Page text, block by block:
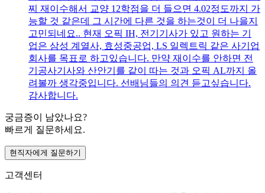
찌 재이수해서 교양 12학점을 더 들으면 4.02정도까지 가
능할 것 같은데 그 시간에 다른 것을 하는것이 더 나을지
고민되네요.. 현재 오픽 IH, 전기기사가 있고 원하는 기
업은 삼성 계열사, 효성중공업, LS 일렉트릭 같은 사기업
회사를 목표로 하고있습니다. 만약 재이수를 안하면 전
기공사기사와 산안기를 같이 따는 것과 오픽 AL까지 올
려볼까 생각중입니다. 선배님들의 의견 듣고싶습니다.
감사합니다.
궁금증이 남았나요?
빠르게 질문하세요.
현직자에게 질문하기
고객센터